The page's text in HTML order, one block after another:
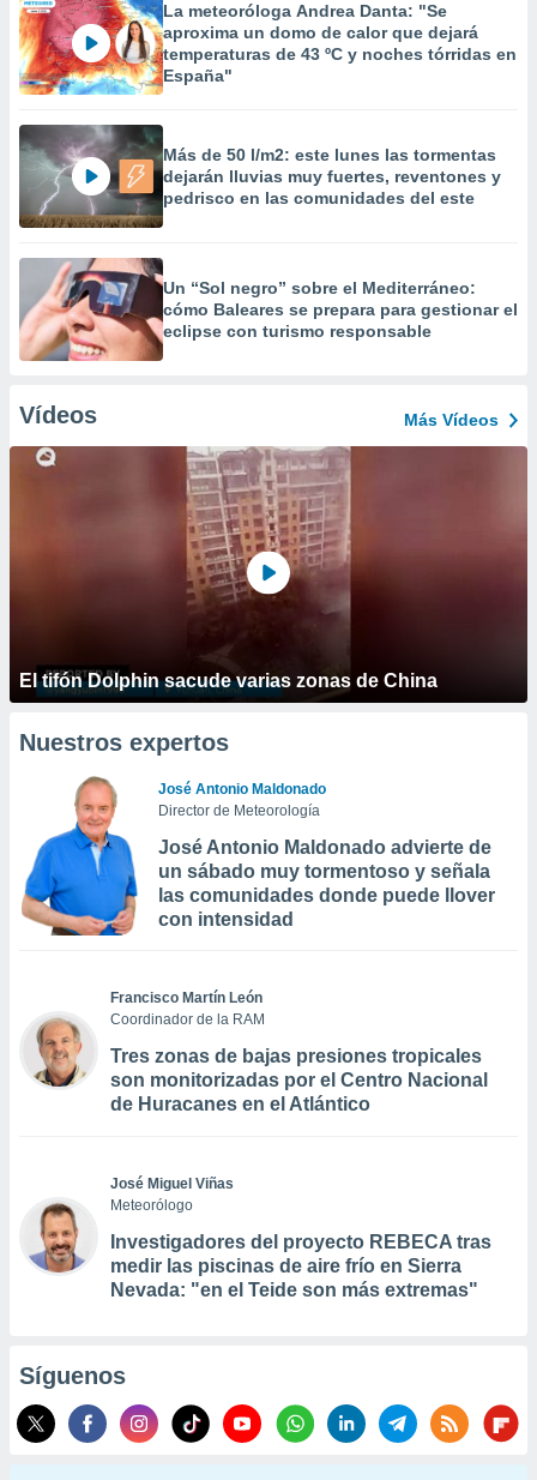
La meteoróloga Andrea Danta: "Se
aproxima un domo de calor que dejará
temperaturas de 43 ºC y noches tórridas en
España"
Más de 50 l/m2: este lunes las tormentas
dejarán lluvias muy fuertes, reventones y
pedrisco en las comunidades del este
Un “Sol negro” sobre el Mediterráneo:
cómo Baleares se prepara para gestionar el
eclipse con turismo responsable
Vídeos Más Vídeos
El tifón Dolphin sacude varias zonas de China
Nuestros expertos
José Antonio Maldonado
Director de Meteorología
José Antonio Maldonado advierte de
un sábado muy tormentoso y señala
las comunidades donde puede llover
con intensidad
Francisco Martín León
Coordinador de la RAM
Tres zonas de bajas presiones tropicales
son monitorizadas por el Centro Nacional
de Huracanes en el Atlántico
José Miguel Viñas
Meteorólogo
Investigadores del proyecto REBECA tras
medir las piscinas de aire frío en Sierra
Nevada: "en el Teide son más extremas"
Síguenos